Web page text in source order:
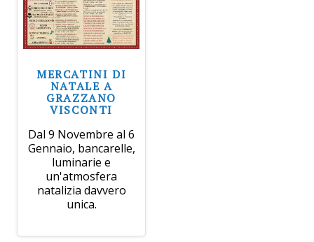
MERCATINI DI
NATALE A
GRAZZANO
VISCONTI
Dal 9 Novembre al 6
Gennaio, bancarelle,
luminarie e
un'atmosfera
natalizia davvero
unica.